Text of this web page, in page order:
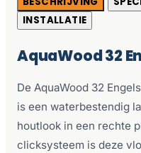
INSTALLATIE
AquaWood 32
De AquaWood 32
is een waterbestendig
houtlook in een rechte
clicksysteem is deze